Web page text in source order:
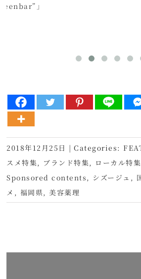
」
2018年12月25日 | Categories:
スメ特集 , ブランド特集 , ローカル特集
Sponsored contents , シズージュ ,
メ , 福岡県, 美容薬理